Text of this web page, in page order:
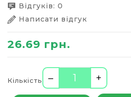
Відгуків: 0
Написати відгук
26.69 грн.
Кількість – +